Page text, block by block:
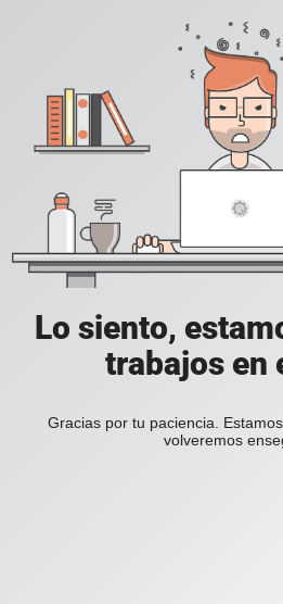
Lo siento,
trabajos en
Gracias por tu paciencia.
volveremos